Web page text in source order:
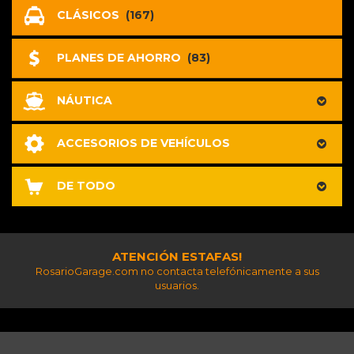
CLÁSICOS (167)
PLANES DE AHORRO (83)
NÁUTICA
ACCESORIOS DE VEHÍCULOS
DE TODO
ATENCIÓN ESTAFAS!
RosarioGarage.com no contacta telefónicamente a sus
usuarios.